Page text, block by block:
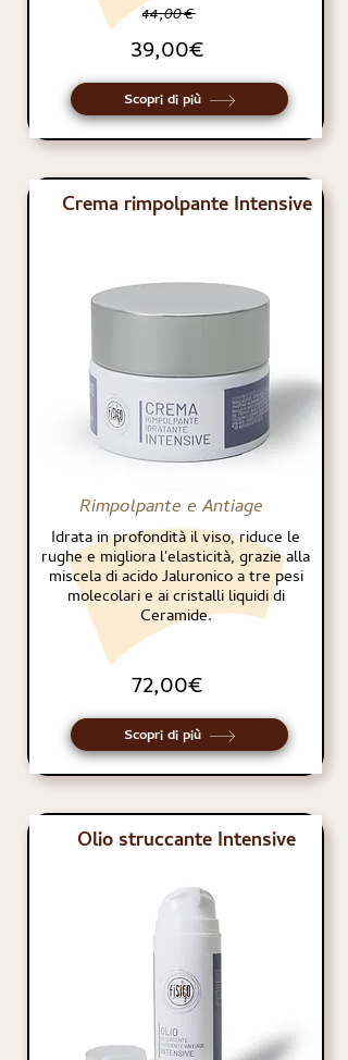
44,00€
39,00€
Scopri di più
Crema rimpolpante Intensive
Rimpolpante e Antiage
Idrata in profondità il viso, riduce le
rughe e migliora l'elasticità, grazie alla
miscela di acido Jaluronico a tre pesi
molecolari e ai cristalli liquidi di
Ceramide.
72,00€
Scopri di più
Olio struccante Intensive